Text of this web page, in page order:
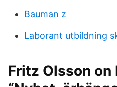
Bauman z
Laborant utbildning
Fritz Olsson on